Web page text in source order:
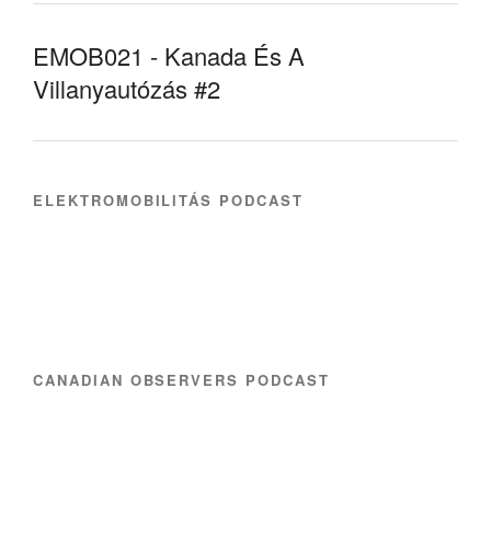
EMOB021 - Kanada És A
Villanyautózás #2
ELEKTROMOBILITÁS PODCAST
CANADIAN OBSERVERS PODCAST